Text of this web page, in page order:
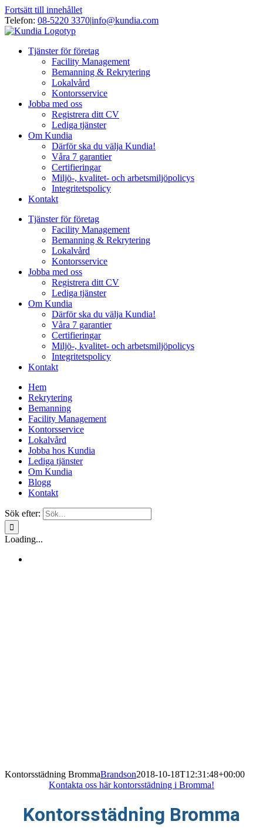
Fortsätt till innehållet
Telefon: 08-5220 3370|info@kundia.com
Tjänster för företag
Facility Management
Bemanning & Rekrytering
Lokalvård
Kontorsservice
Jobba med oss
Registrera ditt CV
Lediga tjänster
Om Kundia
Därför ska du välja Kundia!
Våra 7 garantier
Certifieringar
Miljö-, kvalitet- och arbetsmiljöpolicys
Integritetspolicy
Kontakt
Tjänster för företag
Facility Management
Bemanning & Rekrytering
Lokalvård
Kontorsservice
Jobba med oss
Registrera ditt CV
Lediga tjänster
Om Kundia
Därför ska du välja Kundia!
Våra 7 garantier
Certifieringar
Miljö-, kvalitet- och arbetsmiljöpolicys
Integritetspolicy
Kontakt
Hem
Rekrytering
Bemanning
Facility Management
Kontorsservice
Lokalvård
Jobba hos Kundia
Lediga tjänster
Om Kundia
Blogg
Kontakt
Sök efter:
Loading...
Kontorsstädning BrommaBrandson2018-10-18T12:31:48+00:00
Kontakta oss här kontorsstädning i Bromma!
Kontorsstädning Bromma